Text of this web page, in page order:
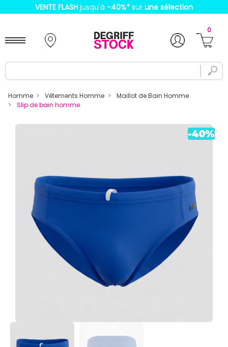
VENTE FLASH jusqu'à -40%* sur une sélection
0
Homme Vêtements Homme
Maillot de Bain Homme
Slip de bain homme